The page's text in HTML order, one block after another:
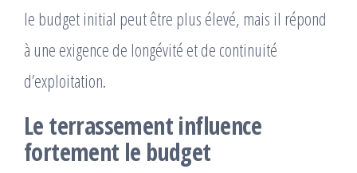
le budget initial peut être plus élevé, mais il répond
à une exigence de longévité et de continuité
d’exploitation.
Le terrassement influence
fortement le budget